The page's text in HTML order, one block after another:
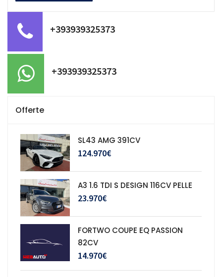
+393939325373
+393939325373
Offerte
SL43 AMG 391CV
124.970€
A3 1.6 TDI S DESIGN 116CV PELLE
23.970€
FORTWO COUPE EQ PASSION
82CV
14.970€